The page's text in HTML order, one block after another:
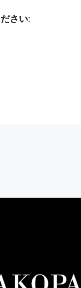
さい: 75015